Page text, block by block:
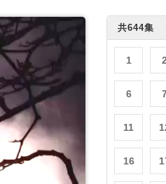
共644集
1 2
6
11
16